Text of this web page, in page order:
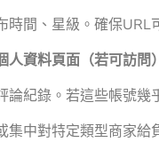
時間、星級。確保URL
人資料頁面（若可訪問
論紀錄。若這些帳號幾
集中對特定類型商家給